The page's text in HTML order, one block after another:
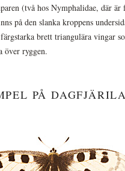
(två hos Nymphalidae, där är
på den slanka kroppens
brett triangulära vingar
över ryggen.
PÅ